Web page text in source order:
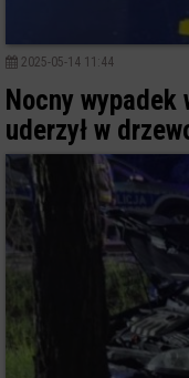
2025-05-14 11:44
Nocny wypadek
uderzył w